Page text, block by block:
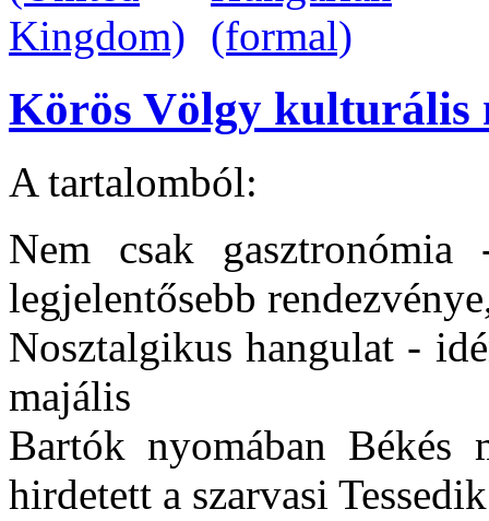
Körös Völgy kulturális
A tartalomból:
Nem csak
legjelentősebb
Nosztalgikus hangulat -
majális
Bartók nyomában Békés
hirdetett a szarvasi